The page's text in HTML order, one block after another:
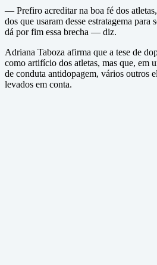
— Prefiro acreditar na boa fé dos
dos que usaram desse estratagema para
dá por fim essa brecha — diz.
Adriana Taboza afirma que a tese de
como artifício dos atletas, mas que, em
de conduta antidopagem, vários outros
levados em conta.